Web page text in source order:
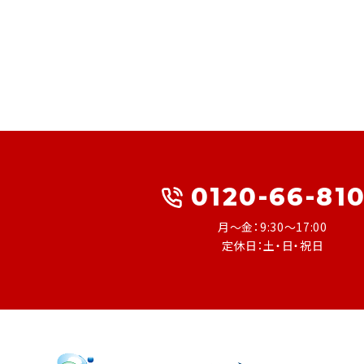
0120-66-
月～金：9:30～17:00
定休日：土・日・祝日